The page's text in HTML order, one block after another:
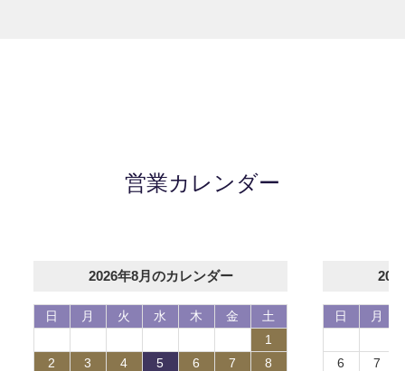
営業カレンダー
2026年8月のカレンダー
日 月 火 水 木 金
土
1
2
3 4 5 6 7
8
日 月
6
7